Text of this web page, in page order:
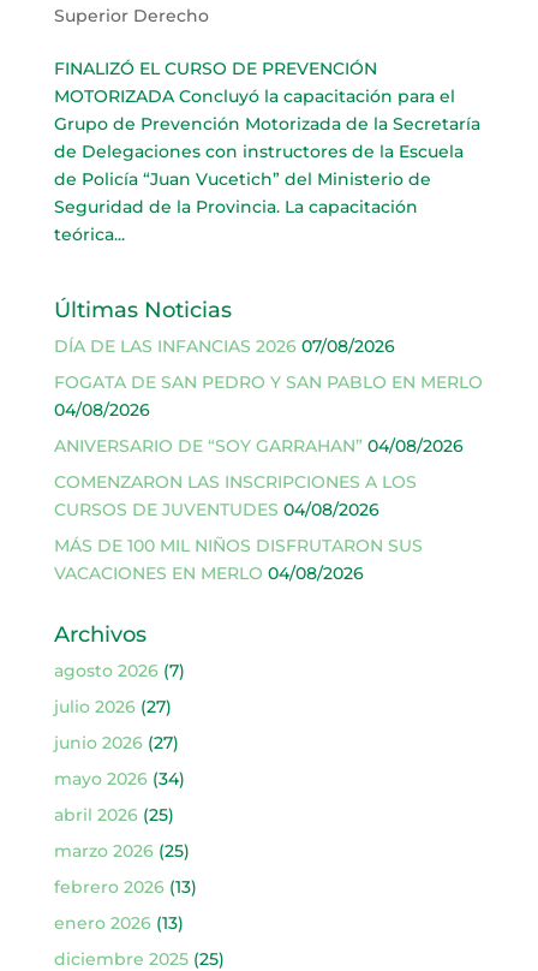
Superior Derecho
FINALIZÓ EL CURSO DE PREVENCIÓN
MOTORIZADA Concluyó la capacitación para el
Grupo de Prevención Motorizada de la Secretaría
de Delegaciones con instructores de la Escuela
de Policía “Juan Vucetich” del Ministerio de
Seguridad de la Provincia. La capacitación
teórica...
Últimas Noticias
DÍA DE LAS INFANCIAS 2026 07/08/2026
FOGATA DE SAN PEDRO Y SAN PABLO EN MERLO
04/08/2026
ANIVERSARIO DE “SOY GARRAHAN” 04/08/2026
COMENZARON LAS INSCRIPCIONES A LOS
CURSOS DE JUVENTUDES 04/08/2026
MÁS DE 100 MIL NIÑOS DISFRUTARON SUS
VACACIONES EN MERLO 04/08/2026
Archivos
agosto 2026(7)
julio 2026(27)
junio 2026(27)
mayo 2026(34)
abril 2026(25)
marzo 2026(25)
febrero 2026(13)
enero 2026(13)
diciembre 2025(25)